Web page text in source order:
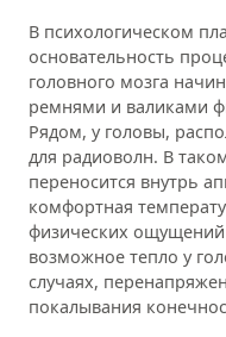
В психологическом
основательность
головного мозга
ремнями и валиками
Рядом, у головы,
для радиоволн. В
переносится внутрь
комфортная
физических
возможное тепло у
случаях,
покалывания